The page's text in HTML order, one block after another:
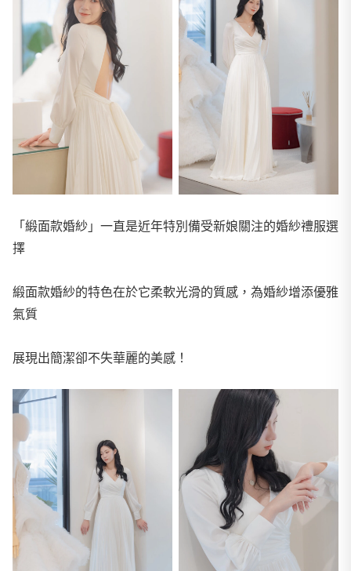
「緞面款婚紗」一直是近年特別備受新娘關注的婚紗禮服選
擇
緞面款婚紗的特色在於它柔軟光滑的質感，為婚紗增添優雅
氣質
展現出簡潔卻不失華麗的美感！